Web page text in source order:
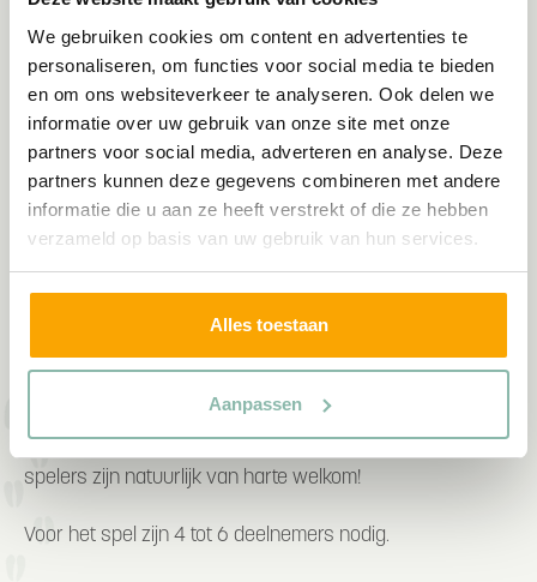
We gebruiken cookies om content en advertenties te
personaliseren, om functies voor social media te bieden
en om ons websiteverkeer te analyseren. Ook delen we
informatie over uw gebruik van onze site met onze
partners voor social media, adverteren en analyse. Deze
partners kunnen deze gegevens combineren met andere
informatie die u aan ze heeft verstrekt of die ze hebben
verzameld op basis van uw gebruik van hun services.
Alles toestaan
Aanpassen
Dungeons & Dragons spelavond @
Brasserie Het Eperwoud | 16 oktober '26
Houd jij van spelletjes en ben je nieuwsgierig naar
Dungeons & Dragons? Doe mee aan de spelintroductie
van Dungeons & Dragons en laat je meenemen in een
avond vol fantasie. Een avond speciaal georganiseerd
voor iedereen die altijd al eens kennis heeft willen maken
met dit fantasierijke bijzondere spel. Een ervaren
creëer en beleef je een verhaal. Je kunt het omschrijven
als een rollenspel aan tafel. Alles wat je nodig hebt, is een
beetje fantasie en improvisatievermogen. Ook ervaren
spelers zijn natuurlijk van harte welkom!
Voor het spel zijn 4 tot 6 deelnemers nodig.